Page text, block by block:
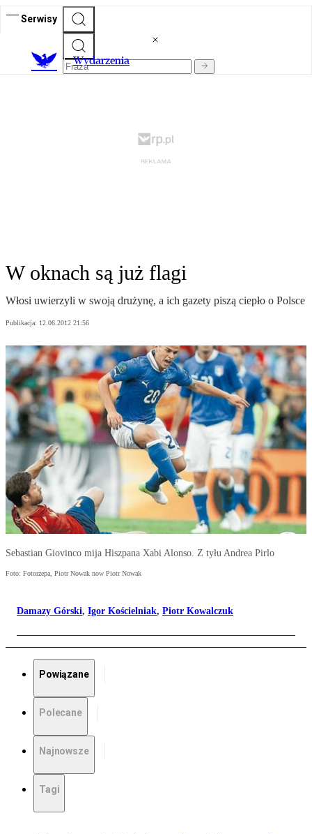
Serwisy
Wydarzenia
W oknach są już flagi
Włosi uwierzyli w swoją drużynę, a ich gazety piszą ciepło o Polsce
Publikacja: 12.06.2012 21:56
Sebastian Giovinco mija Hiszpana Xabi Alonso. Z tyłu Andrea Pirlo
Foto: Fotorzepa, Piotr Nowak now Piotr Nowak
Damazy Górski, Igor Kościelniak, Piotr Kowalczuk
Powiązane
Polecane
Najnowsze
Tagi